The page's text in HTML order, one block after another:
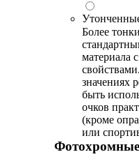
Более
материала
значениях
быть
очков
(кроме
или
Фотохромные